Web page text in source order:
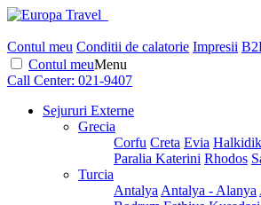
Contul meu Conditii de calatorie Impresii
Contul meuMenu
Call Center: 021-9407
Sejururi Externe
Grecia
Corfu Creta Evia
Paralia Katerini Rhodos
Turcia
Antalya Antalya - Alanya